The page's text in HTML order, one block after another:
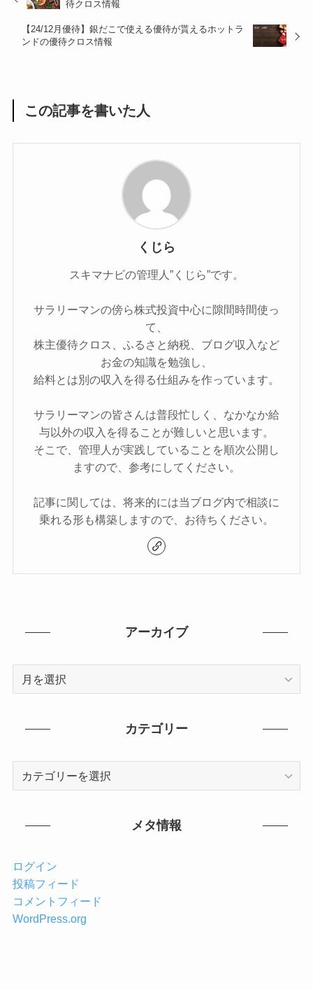
待クロス情報
【24/12月優待】銀だこで使える優待が貰えるホットラ
ンドの優待クロス情報
この記事を書いた人
くじら
スキマナビの管理人”くじら”です。
サラリーマンの傍ら株式投資中心に隙間時間使っ
て、
株主優待クロス、ふるさと納税、ブログ収入など
お金の知識を勉強し、
給料とは別の収入を得る仕組みを作っています。
サラリーマンの皆さんは普段忙しく、なかなか給
与以外の収入を得ることが難しいと思います。
そこで、管理人が実践していることを順次公開し
ますので、参考にしてください。
記事に関しては、将来的には当ブログ内で相談に
乗れる形も構築しますので、お待ちください。
アーカイブ
カテゴリー
メタ情報
ログイン
投稿フィード
コメントフィード
WordPress.org